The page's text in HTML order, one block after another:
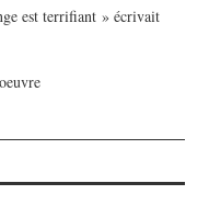
est terrifiant » écrivait